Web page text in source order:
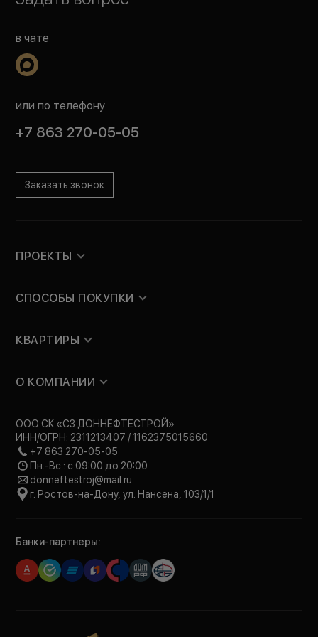
в чате
или по телефону
+7 863 270-05-05
Заказать звонок
ПРОЕКТЫ
СПОСОБЫ ПОКУПКИ
КВАРТИРЫ
О КОМПАНИИ
ООО СК «СЗ ДОННЕФТЕСТРОЙ»
ИНН/ОГРН: 2311213407 / 1162375015660
+7 863 270-05-05
Пн.-Вс.: с 09:00 до 20:00
donneftestroj@mail.ru
г. Ростов-на-Дону, ул. Нансена, 103/1/1
Банки-партнеры: